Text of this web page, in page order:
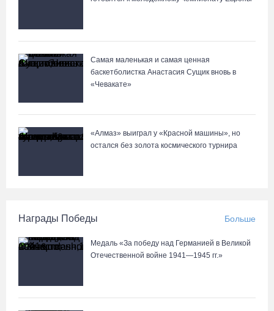
Самая маленькая и самая ценная
баскетболистка Анастасия Сущик вновь в
«Чевакате»
«Алмаз» выиграл у «Красной машины», но
остался без золота космического турнира
Награды Победы Больше
Медаль «За победу над Германией в Великой
Отечественной войне 1941—1945 гг.»